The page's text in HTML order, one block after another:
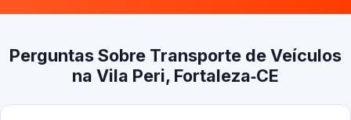
Perguntas Sobre Transporte de Veículos
na Vila Peri, Fortaleza‑CE